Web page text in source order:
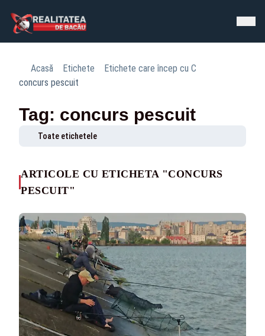
Acasă Etichete
Etichete care încep cu C
concurs pescuit
Tag: concurs pescuit
Toate etichetele
ARTICOLE CU ETICHETA "CONCURS
PESCUIT"